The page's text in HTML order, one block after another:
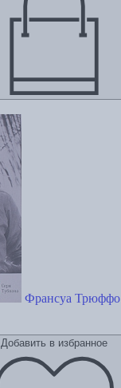
Франсуа Трюффо
Добавить в избранное